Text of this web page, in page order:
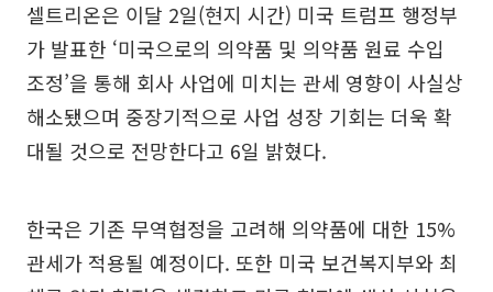
셀트리온은 이달 2일(현지 시간) 미국 트럼프 행정부
가 발표한 ‘미국으로의 의약품 및 의약품 원료 수입
조정’을 통해 회사 사업에 미치는 관세 영향이 사실상
해소됐으며 중장기적으로 사업 성장 기회는 더욱 확
대될 것으로 전망한다고 6일 밝혔다.
한국은 기존 무역협정을 고려해 의약품에 대한 15%
관세가 적용될 예정이다. 또한 미국 보건복지부와 최